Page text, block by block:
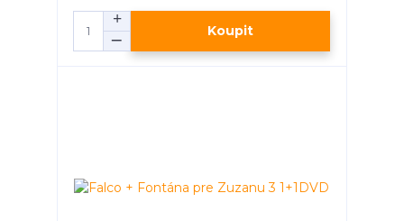
Koupit